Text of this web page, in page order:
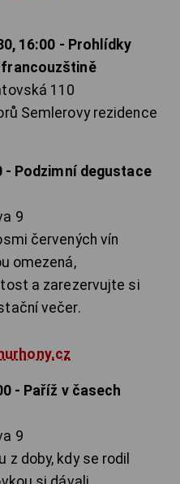
16:00 - Prohlídky
francouzštině
110
Semlerovy rezidence
- Podzimní degustace
9
červených vín
omezená,
a zarezervujte si
večer.
- Paříž v časech
9
z doby, kdy se rodil